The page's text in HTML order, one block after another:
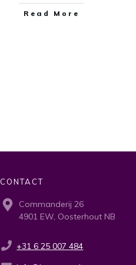
​Read More
CONTACT
Commanderij 26
4901 EW, Oosterhout NB
+31 6 25 007 484